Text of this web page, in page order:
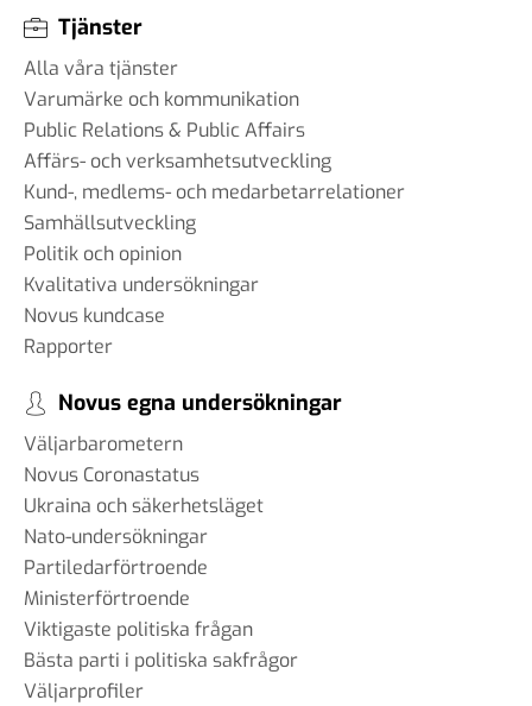
Tjänster
Alla våra tjänster
Varumärke och kommunikation
Public Relations & Public Affairs
Affärs- och verksamhetsutveckling
Kund-, medlems- och medarbetarrelationer
Samhällsutveckling
Politik och opinion
Kvalitativa undersökningar
Novus kundcase
Rapporter
Novus egna undersökningar
Väljarbarometern
Novus Coronastatus
Ukraina och säkerhetsläget
Nato-undersökningar
Partiledarförtroende
Ministerförtroende
Viktigaste politiska frågan
Bästa parti i politiska sakfrågor
Väljarprofiler